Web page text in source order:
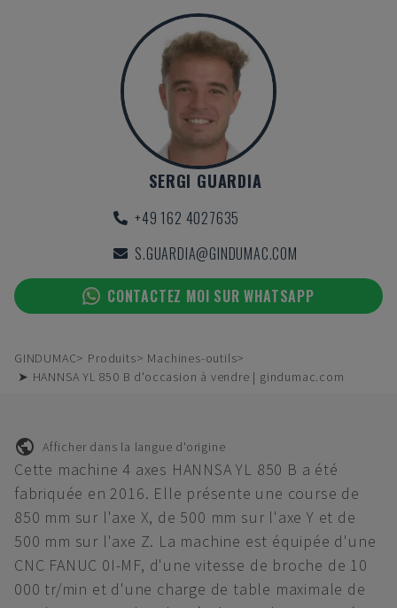
SERGI GUARDIA
+49 162 4027635
S.GUARDIA@GINDUMAC.COM
CONTACTEZ MOI SUR WHATSAPP
GINDUMAC Produits
Machines-outils
➤ HANNSA YL 850 B d'occasion à vendre | gindumac.com
Afficher dans la langue d'origine
Cette machine 4 axes HANNSA YL 850 B a été
fabriquée en 2016. Elle présente une course de
850 mm sur l'axe X, de 500 mm sur l'axe Y et de
500 mm sur l'axe Z. La machine est équipée d'une
CNC FANUC 0I-MF, d'une vitesse de broche de 10
000 tr/min et d'une charge de table maximale de